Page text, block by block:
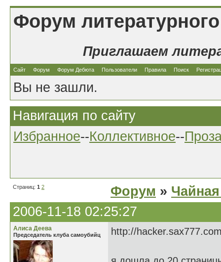
Форум
Приглашаем
Сайт Форум Форум Дебюта Пользователи Правила Поиск
Вы не зашли.
Навигация по сайту
Избранное--Коллективное--
Страниц: 1 2 Форум »
2006-11-18 02:25:27
Алиса Деева
Председатель клуба самоубийц http://